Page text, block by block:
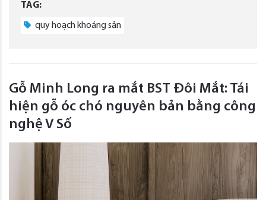
TAG:
quy hoạch khoáng sản
Gỗ Minh Long ra mắt BST Đôi Mắt: Tái
hiện gỗ óc chó nguyên bản bằng công
nghệ V Số